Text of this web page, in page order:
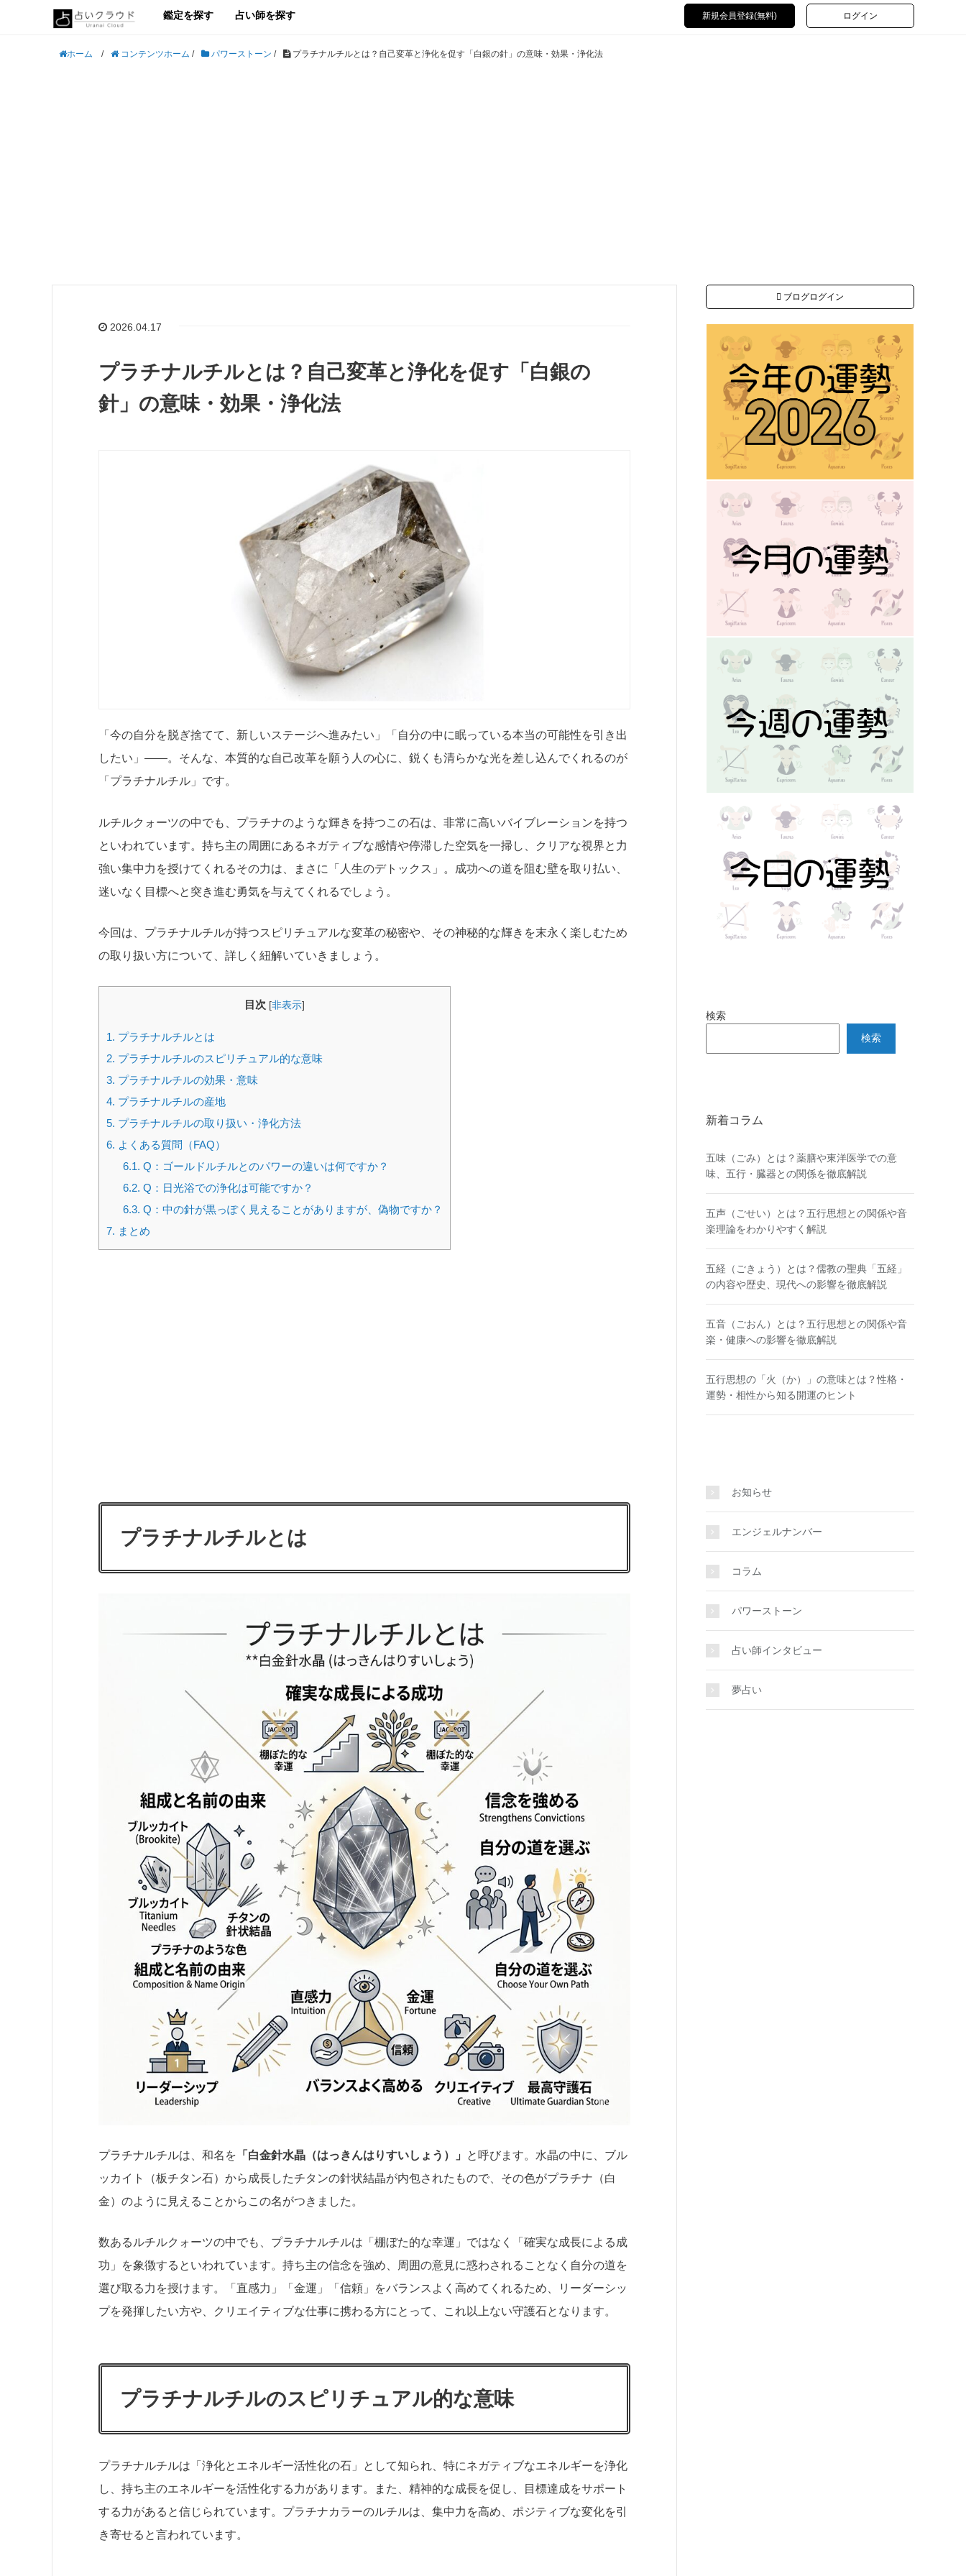
鑑定を探す 占い師を探す 新規会員登録(無料) ログイン
ホーム / コンテンツホーム / パワーストーン / プラチナルチルとは？自己変革と浄化を促す「白銀の針」の意味・効果・浄化法
2026.04.17
プラチナルチルとは？自己変革と浄化を促す「白銀の
針」の意味・効果・浄化法
「今の自分を脱ぎ捨てて、新しいステージへ進みたい」「自分の中に眠っている本当の可能性を引き出
したい」――。そんな、本質的な自己改革を願う人の心に、鋭くも清らかな光を差し込んでくれるのが
「プラチナルチル」です。
ルチルクォーツの中でも、プラチナのような輝きを持つこの石は、非常に高いバイブレーションを持つ
といわれています。持ち主の周囲にあるネガティブな感情や停滞した空気を一掃し、クリアな視界と力
強い集中力を授けてくれるその力は、まさに「人生のデトックス」。成功への道を阻む壁を取り払い、
迷いなく目標へと突き進む勇気を与えてくれるでしょう。
今回は、プラチナルチルが持つスピリチュアルな変革の秘密や、その神秘的な輝きを末永く楽しむため
の取り扱い方について、詳しく紐解いていきましょう。
目次 [非表示]
1. プラチナルチルとは
2. プラチナルチルのスピリチュアル的な意味
3. プラチナルチルの効果・意味
4. プラチナルチルの産地
5. プラチナルチルの取り扱い・浄化方法
6. よくある質問（FAQ）
6.1. Q：ゴールドルチルとのパワーの違いは何ですか？
6.2. Q：日光浴での浄化は可能ですか？
6.3. Q：中の針が黒っぽく見えることがありますが、偽物ですか？
7. まとめ
プラチナルチルとは
プラチナルチルは、和名を 「白金針水晶（はっきんはりすいしょう）」
と呼びます。水晶の中に、ブル
ッカイト（板チタン石）から成長したチタンの針状結晶が内包されたもので、その色がプラチナ（白
金）のように見えることからこの名がつきました。
数あるルチルクォーツの中でも、プラチナルチルは「棚ぼた的な幸運」ではなく「確実な成長による成
功」を象徴するといわれています。持ち主の信念を強め、周囲の意見に惑わされることなく自分の道を
選び取る力を授けます。「直感力」「金運」「信頼」をバランスよく高めてくれるため、リーダーシッ
プを発揮したい方や、クリエイティブな仕事に携わる方にとって、これ以上ない守護石となります。
プラチナルチルのスピリチュアル的な意味
プラチナルチルは「浄化とエネルギー活性化の石」として知られ、特にネガティブなエネルギーを浄化
し、持ち主のエネルギーを活性化する力があります。また、精神的な成長を促し、目標達成をサポート
する力があると信じられています。プラチナカラーのルチルは、集中力を高め、ポジティブな変化を引
き寄せると言われています。
ブログログイン
検索
検索
新着コラム
五味（ごみ）とは？薬膳や東洋医学での意
味、五行・臓器との関係を徹底解説
五声（ごせい）とは？五行思想との関係や音
楽理論をわかりやすく解説
五経（ごきょう）とは？儒教の聖典「五経」
の内容や歴史、現代への影響を徹底解説
五音（ごおん）とは？五行思想との関係や音
楽・健康への影響を徹底解説
五行思想の「火（か）」の意味とは？性格・
運勢・相性から知る開運のヒント
お知らせ
エンジェルナンバー
コラム
パワーストーン
占い師インタビュー
夢占い